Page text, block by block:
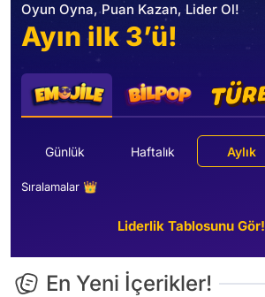
Oyun Oyna, Puan Kazan, Lider Ol!
Ayın ilk 3’ü!
Günlük Haftalık Aylık
Sıralamalar 👑
Liderlik Tablosunu Gör!
En Yeni İçerikler!